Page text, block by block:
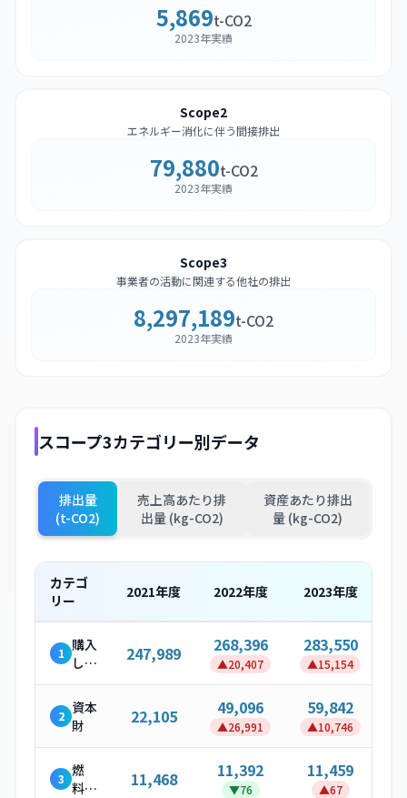
5,869t-CO2
2023年実績
Scope2
エネルギー消化に伴う間接排出
79,880t-CO2
2023年実績
Scope3
事業者の活動に関連する他社の排出
8,297,189t-CO2
2023年実績
スコープ3カテゴリー別データ
排出量
(t-CO2)
売上高あたり排
出量 (kg-CO2)
資産あたり排出
量 (kg-CO2)
カテゴ
リー
2021年度 2022年度 2023年度
1 購入
した
製
品・
サー
ビス
247,989 268,396
▲20,407
283,550
▲15,154
2 資本
財
22,105 49,096
▲26,991
59,842
▲10,746
3 燃
料・
11,468 11,392
▼76
11,459
▲67